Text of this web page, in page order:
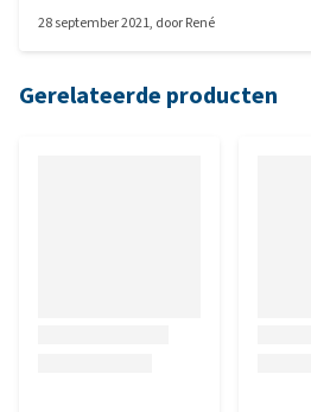
28 september 2021, doorRené
Gerelateerde producten